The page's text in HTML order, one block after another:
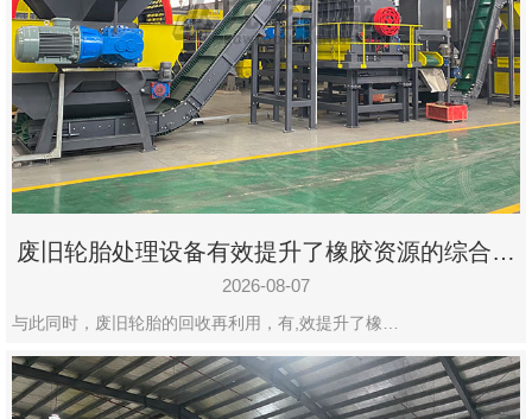
态
联
系
郑
州
市
九
设
有
限
废旧轮胎处理设备有效提升了橡胶资源的综合利
用率
2026-08-07
与此同时，废旧轮胎的回收再利用，有,效提升了橡…